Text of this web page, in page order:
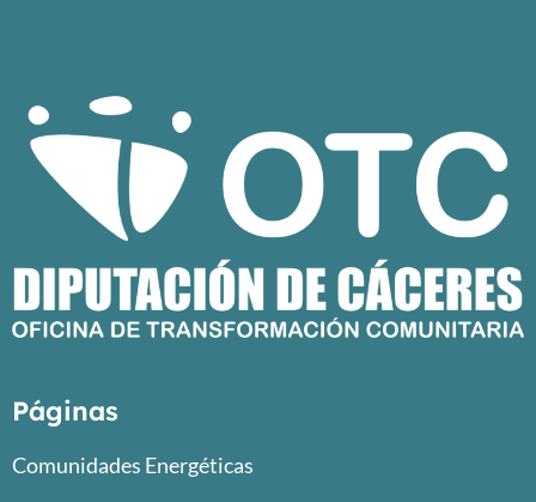
Páginas
Comunidades Energéticas